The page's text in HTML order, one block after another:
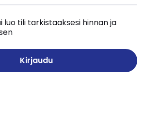
luo tili tarkistaaksesi hinnan ja
Kirjaudu